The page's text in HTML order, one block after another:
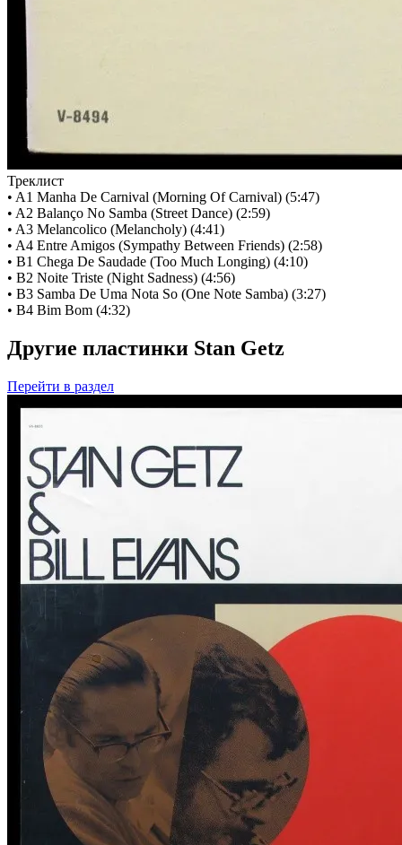
Треклист
• A1 Manha De Carnival (Morning Of Carnival) (5:47)
• A2 Balanço No Samba (Street Dance) (2:59)
• A3 Melancolico (Melancholy) (4:41)
• A4 Entre Amigos (Sympathy Between Friends) (2:58)
• B1 Chega De Saudade (Too Much Longing) (4:10)
• B2 Noite Triste (Night Sadness) (4:56)
• B3 Samba De Uma Nota So (One Note Samba) (3:27)
• B4 Bim Bom (4:32)
Другие пластинки Stan Getz
Перейти в раздел